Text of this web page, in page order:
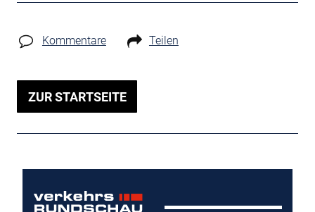
Kommentare Teilen
ZUR STARTSEITE